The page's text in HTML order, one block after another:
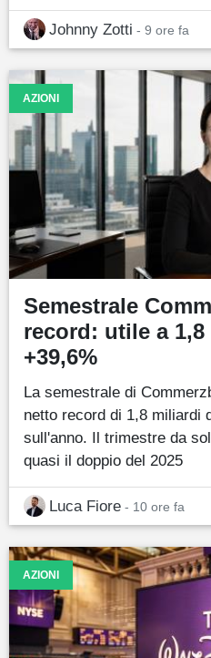
Johnny Zotti - 9 ore fa
AZIONI
Semestrale
record: utile a
+39,6%
La semestrale di
netto record di 1,8 miliardi
sull'anno. Il trimestre da
quasi il doppio del 2025
Luca Fiore - 10 ore fa
AZIONI